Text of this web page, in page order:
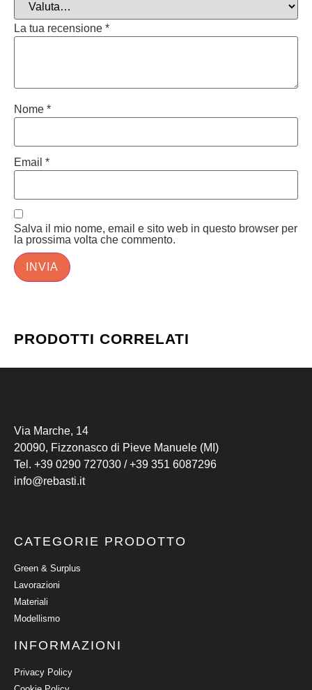
La tua recensione *
Nome *
Email *
Salva il mio nome, email e sito web in questo browser per
la prossima volta che commento.
PRODOTTI CORRELATI
Via Marche, 14
20090, Fizzonasco di Pieve Manuele (MI)
Tel. +39 0290 727030 /+39 351 6087296
info@rebasti.it
CATEGORIE PRODOTTO
Green & Surplus
Lavorazioni
Materiali
Modellismo
INFORMAZIONI
Privacy Policy